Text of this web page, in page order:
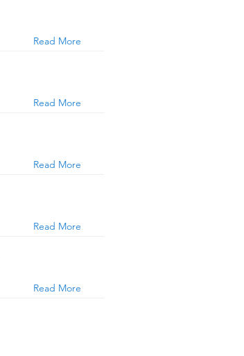
Read More
Read More
Read More
Read More
Read More